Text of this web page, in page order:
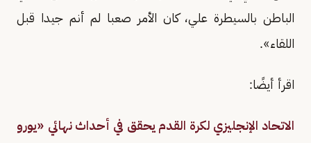
الباطن بالسيطرة علي، كان الأمر صعبا لم أنم جيدا قبل
اللقاء».
اقرأ أيضًا:
الاتحاد الإنجليزي لكرة القدم يحقق في أحداث نهائي «يورو